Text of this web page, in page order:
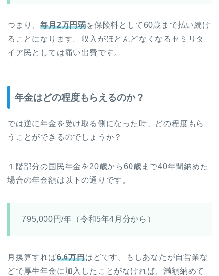
つまり、毎月2万円弱を保険料として60歳まで払い続け
ることになります。収入がほとんどなくなるセミリタ
イア民としては痛い出費です。
年金はどの程度もらえるのか？
では逆に年金を受け取る側になった時、どの程度もら
うことができるのでしょうか？
１階部分の国民年金を20歳から60歳まで40年間納めた
場合の年金額は以下の通りです。
795,000円/年（令和5年4月分から）
月換算すれば6.6万円ほどです。もしあなたが自営業な
どで厚生年金に加入したことがなければ、満額納めて